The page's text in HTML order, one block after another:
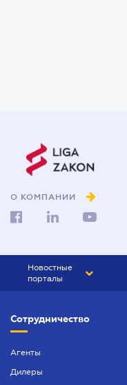
О КОМПАНИИ
Новостные
порталы
БИЗНЕС
Сотрудничество
Агенты
Дилеры